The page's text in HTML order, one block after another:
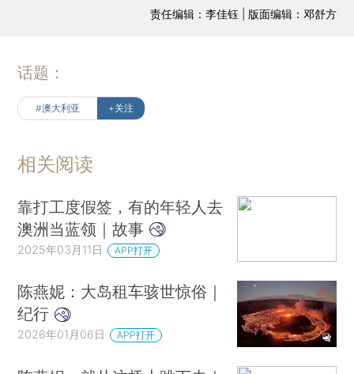
责任编辑：李佳钰 | 版面编辑：邓舒方
话题：
#澳大利亚 +关注
相关阅读
靠打工度假签，有的年轻人去
澳洲当蓝领｜故事
2025年03月11日 APP打开
陈燕妮：大岛租车骇世惊俗｜
纪行
2026年01月06日 APP打开